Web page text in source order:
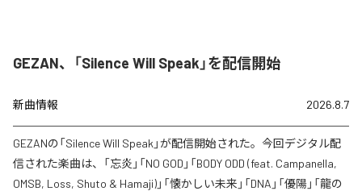
GEZAN、「Silence Will Speak」を配信開始
新曲情報 2026.8.7
GEZANの「Silence Will Speak」が配信開始された。今回デジタル配
信された楽曲は、「忘炎」「NO GOD」「BODY ODD (feat. Campanella,
OMSB, Loss, Shuto & Hamaji)」「懐かしい未来」「DNA」「優陽」「龍の